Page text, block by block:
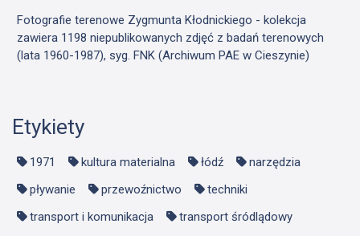
Fotografie terenowe Zygmunta Kłodnickiego - kolekcja
zawiera 1198 niepublikowanych zdjęć z badań terenowych
(lata 1960-1987), syg. FNK (Archiwum PAE w Cieszynie)
Etykiety
1971 kultura materialna łódź
narzędzia
pływanie
przewoźnictwo
techniki
transport i komunikacja
transport śródlądowy